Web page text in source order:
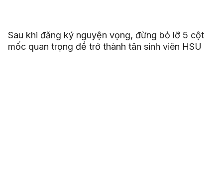
Sau khi đăng ký nguyện vọng, đừng bỏ lỡ 5 cột
mốc quan trọng để trở thành tân sinh viên HSU